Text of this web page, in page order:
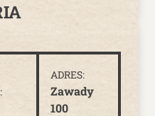
ADRES:
Zawady
100